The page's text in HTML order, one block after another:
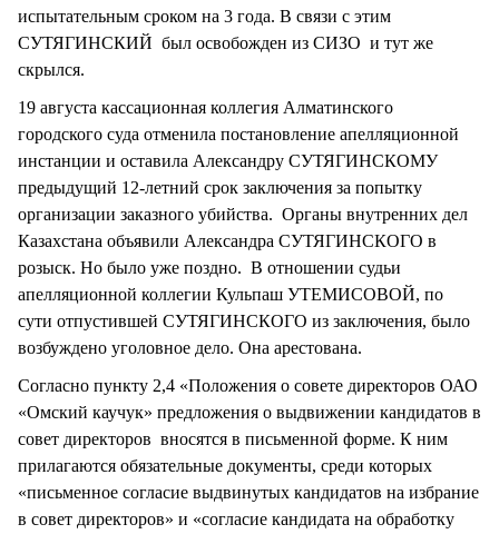
испытательным сроком на 3 года. В связи с этим
СУТЯГИНСКИЙ был освобожден из СИЗО и тут же
скрылся.
19 августа кассационная коллегия Алматинского
городского суда отменила постановление апелляционной
инстанции и оставила Александру СУТЯГИНСКОМУ
предыдущий 12-летний срок заключения за попытку
организации заказного убийства. Органы внутренних дел
Казахстана объявили Александра СУТЯГИНСКОГО в
розыск. Но было уже поздно. В отношении судьи
апелляционной коллегии Кульпаш УТЕМИСОВОЙ, по
сути отпустившей СУТЯГИНСКОГО из заключения, было
возбуждено уголовное дело. Она арестована.
Согласно пункту 2,4 «Положения о совете директоров ОАО
«Омский каучук» предложения о выдвижении кандидатов в
совет директоров вносятся в письменной форме. К ним
прилагаются обязательные документы, среди которых
«письменное согласие выдвинутых кандидатов на избрание
в совет директоров» и «согласие кандидата на обработку